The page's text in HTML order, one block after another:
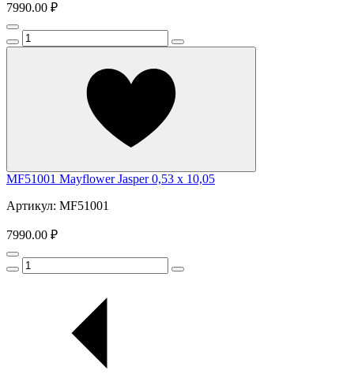
7990.00 ₽
MF51001 Mayflower Jasper 0,53 x 10,05
Артикул: MF51001
7990.00 ₽